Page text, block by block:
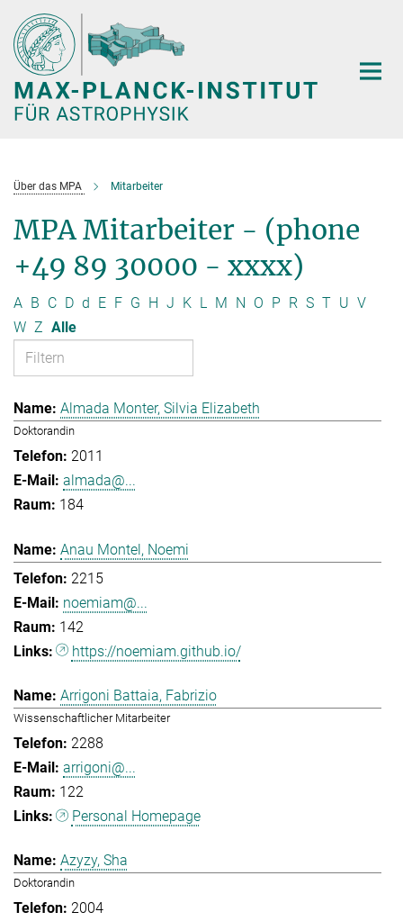
Hauptinhalt
Über das MPA Mitarbeiter
MPA Mitarbeiter - (phone
+49 89 30000 - xxxx)
A B C D d E F G H J K L M N O P R S T U V
W Z Alle
Almada Monter, Silvia Elizabeth
Doktorandin
2011
almada@...
184
Anau Montel, Noemi
2215
noemiam@...
142
https://noemiam.github.io/
Arrigoni Battaia, Fabrizio
Wissenschaftlicher Mitarbeiter
2288
arrigoni@...
122
Personal Homepage
Azyzy, Sha
Doktorandin
2004